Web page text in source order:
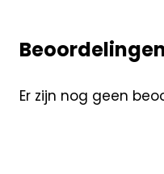
Er zijn nog geen